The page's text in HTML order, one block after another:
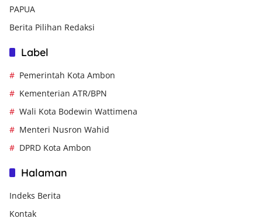
PAPUA
Berita Pilihan Redaksi
Label
Pemerintah Kota Ambon
Kementerian ATR/BPN
Wali Kota Bodewin Wattimena
Menteri Nusron Wahid
DPRD Kota Ambon
Halaman
Indeks Berita
Kontak